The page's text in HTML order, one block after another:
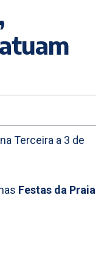
Terceira a 3 de
Festas da Praia